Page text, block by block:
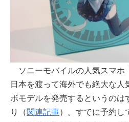
ソニーモバイルの人気スマホ
日本を渡って海外でも絶大な人
ボモデルを発売するというのは
り（関連記事）。すでに予約し